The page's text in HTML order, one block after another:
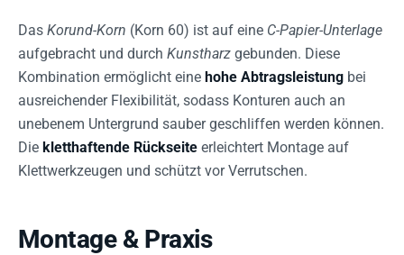
Das Korund-Korn (Korn 60) ist auf eine C-Papier-Unterlage
aufgebracht und durch Kunstharz gebunden. Diese
Kombination ermöglicht eine hohe Abtragsleistung bei
ausreichender Flexibilität, sodass Konturen auch an
unebenem Untergrund sauber geschliffen werden können.
Die kletthaftende Rückseite erleichtert Montage auf
Klettwerkzeugen und schützt vor Verrutschen.
Montage & Praxis